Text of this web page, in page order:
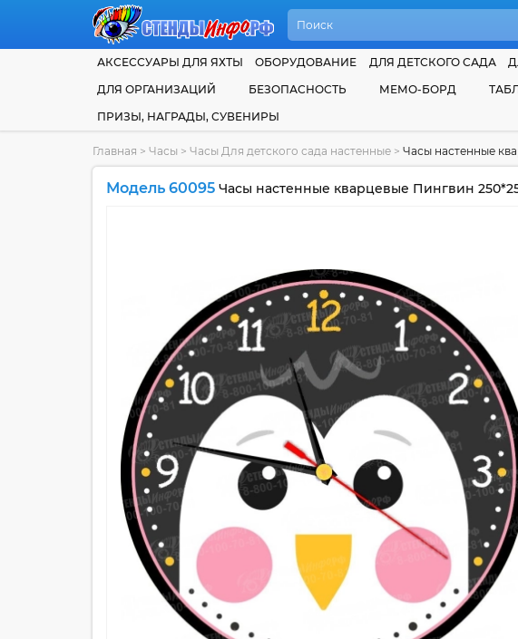
АКСЕССУАРЫ ДЛЯ ЯХТЫ ОБОРУДОВАНИЕ ДЛЯ ДЕТСКОГО САДА
ДЛЯ ОРГАНИЗАЦИЙ
БЕЗОПАСНОСТЬ МЕМО-БОРД
ПРИЗЫ, НАГРАДЫ, СУВЕНИРЫ
Главная > Часы > Часы Для детского сада настенные > Часы настенные
Модель 60095 Часы настенные кварцевые Пингвин